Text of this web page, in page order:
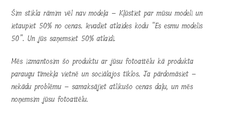
Šim stikla rāmim vēl nav modeļa – Kļūstiet par mūsu modeli un
ietaupiet 50% no cenas. Ievadiet atlaides kodu “Es esmu modelis
50”. Un jūs saņemsiet 50% atlaidi.
Mēs izmantosim šo produktu ar jūsu fotoattēlu kā produkta
paraugu tīmekļa vietnē un sociālajos tīklos. Ja pārdomāsiet –
nekādu problēmu – samaksājiet atlikušo cenas daļu, un mēs
noņemsim jūsu fotoattēlu.